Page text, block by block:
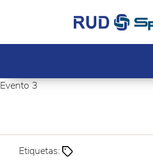
Evento 3
Etiquetas: